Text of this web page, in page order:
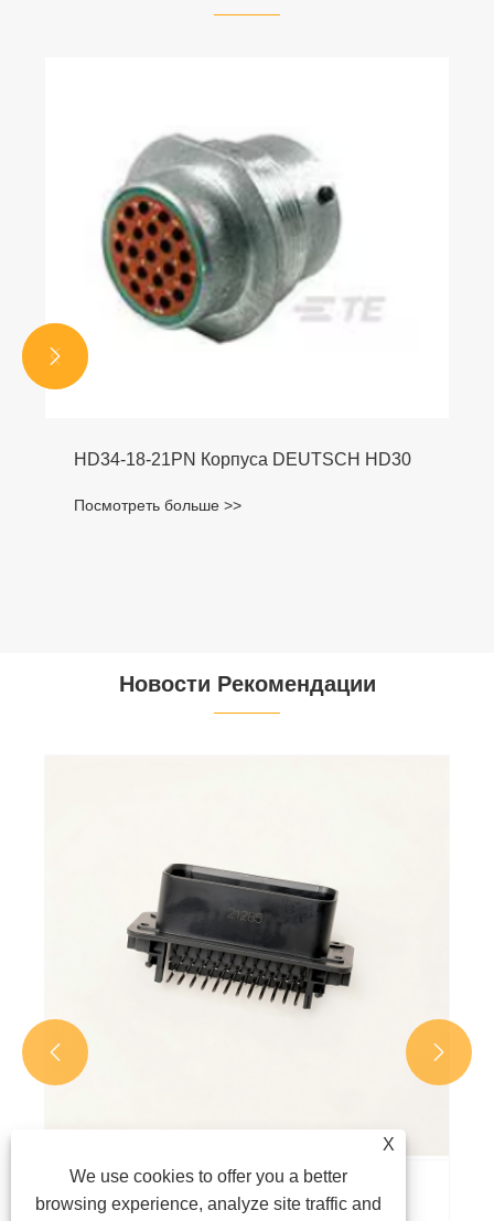
HD34-18-21PN Корпуса DEUTSCH HD30
Посмотреть больше >>


Новости Рекомендации
Как технологии Tyco Connectivity
 
X
We use cookies to offer you a better
browsing experience, analyze site traffic and